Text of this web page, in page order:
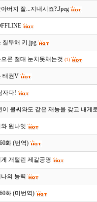
버지 잘...지내시죠?.Jpeg
칠무해 키.jpg
론 절대 눈치못채는것 (1)
태권V
자다!
이 불씨와도 같은 재능을 갖고 내게
원나잇
화 (번역)
개털린 제갈공명
의 능력
화 (미번역)